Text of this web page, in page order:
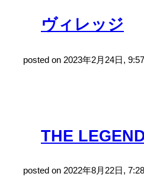
ヴィレッジ
posted on 2023年2月24日,
THE
posted on 2022年8月22日,